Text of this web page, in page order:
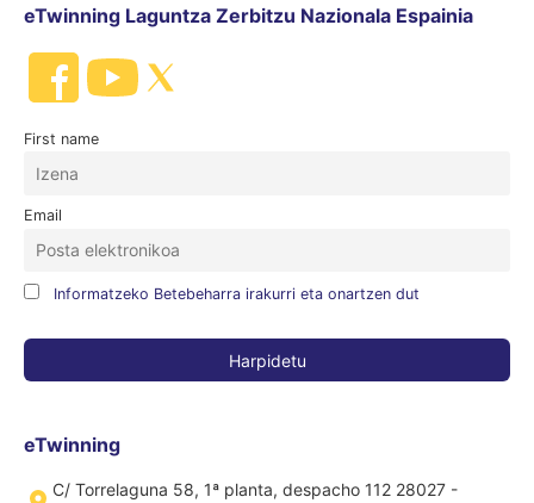
eTwinning Laguntza Zerbitzu Nazionala Espainia
First name
Email
Informatzeko Betebeharra irakurri eta onartzen dut
eTwinning
C/ Torrelaguna 58, 1ª planta, despacho 112 28027 -